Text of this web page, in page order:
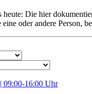
Die hier
oder andere Person,
09:00-16:00 Uhr